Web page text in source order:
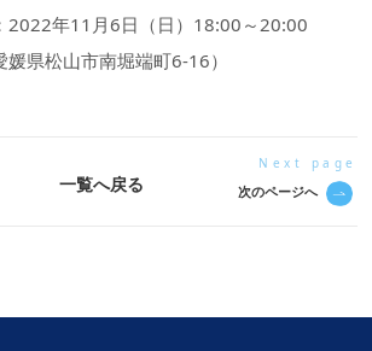
2022年11月6日（日）18:00～20:00
県松山市南堀端町6-16）
一覧へ戻る
Next page
次のページへ